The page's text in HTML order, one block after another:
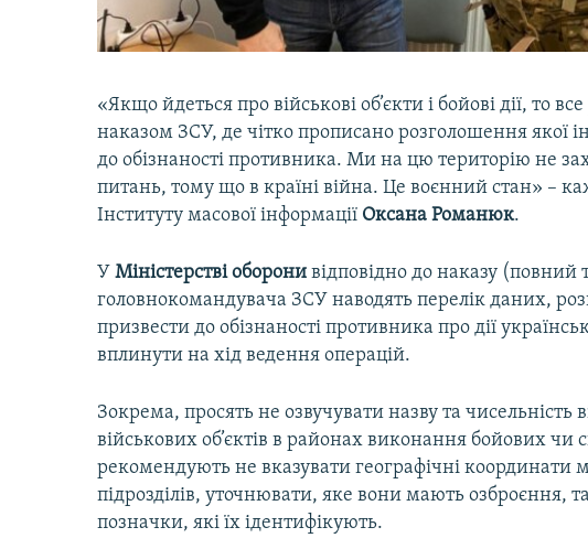
«Якщо йдеться про військові об’єкти і бойові дії, то
наказом ЗСУ, де чітко прописано розголошення якої
до обізнаності противника. Ми на цю територію не
питань, тому що в країні війна. Це воєнний стан» –
Інституту масової інформації Оксана Романюк.
УМіністерстві оборони відповідно до наказу (повний
головнокомандувача ЗСУ наводять перелік даних,
призвести до обізнаності противника про дії
вплинути на хід ведення операцій.
Зокрема, просять не озвучувати назву та чисельність
військових об’єктів в районах виконання бойових чи
рекомендують не вказувати географічні координати
підрозділів, уточнювати, яке вони мають озброєння,
позначки, які їх ідентифікують.